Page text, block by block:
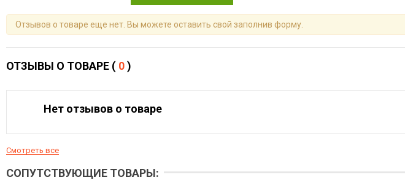
Отзывов о товаре еще нет. Вы можете оставить свой заполнив форму.
ОТЗЫВЫ О ТОВАРЕ ( 0)
Нет отзывов о товаре
Смотреть все
СОПУТСТВУЮЩИЕ ТОВАРЫ: